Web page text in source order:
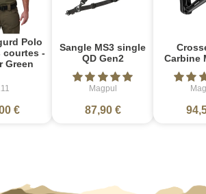
Polo
courtes -
Green
€
Sangle MS3 single
QD Gen2
Magpul
87,90 €
Carbine